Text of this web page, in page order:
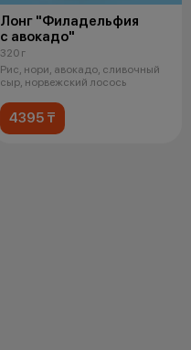
Лонг "Филадельфия
с авокадо"
320 г
Рис, нори, авокадо, сливочный
сыр, норвежский лосось
4395 ₸